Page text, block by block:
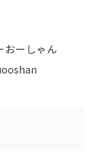
おーしゃん